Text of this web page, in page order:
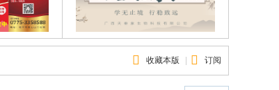
收藏本版 订阅